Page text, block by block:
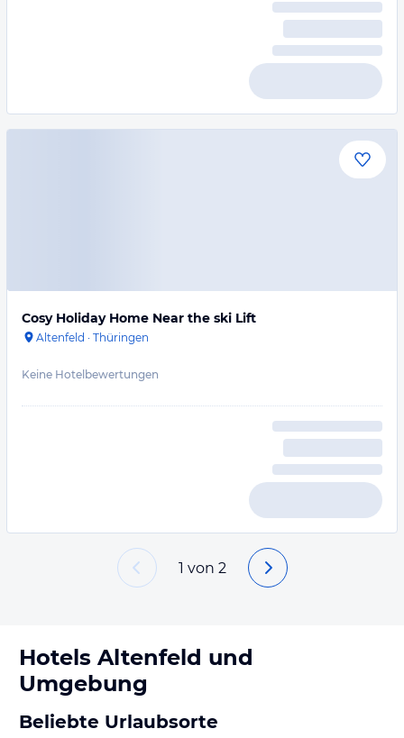
Cosy Holiday Home Near the ski Lift
Altenfeld · Thüringen
Keine Hotelbewertungen
1 von 2
Hotels Altenfeld und
Umgebung
Beliebte Urlaubsorte